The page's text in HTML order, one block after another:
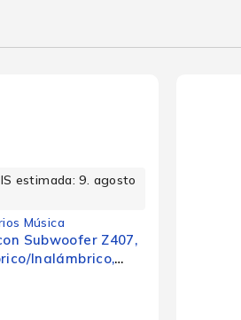
estimada: 9. agosto
Música
Subwoofer Z407,
Inalámbrico,